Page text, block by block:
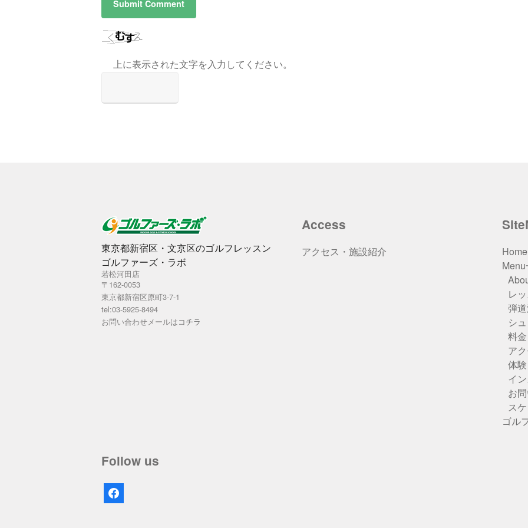
上に表示された文字を入力してください。
東京都新宿区・文京区のゴルフレッスン
ゴルファーズ・ラボ
若松河田店
〒162-0053
東京都新宿区原町3-7-1
tel:03-5925-8494
お問い合わせメールはコチラ
Access
アクセス・施設紹介
Home
レ
弾
シ
料
ア
体
イ
お
ス
ゴル
Follow us
facebook